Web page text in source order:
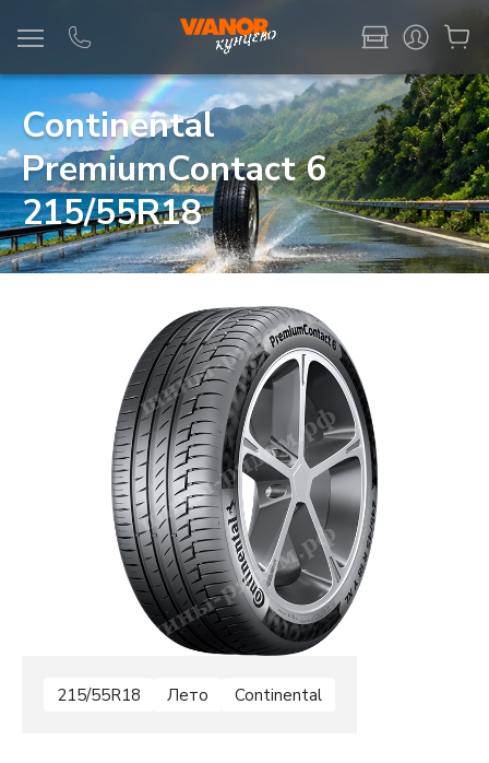
Continental
PremiumContact 6
215/55R18
215/55R18 Лето Continental
Информация Фото товара